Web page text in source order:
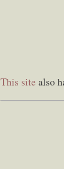
This site also